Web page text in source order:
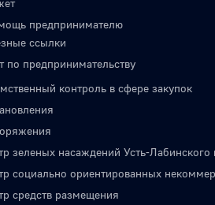
предпринимателю
ссылки
по предпринимательству
контроль в сфере закупок
зеленых насаждений Усть-
социально ориентированных
средств размещения